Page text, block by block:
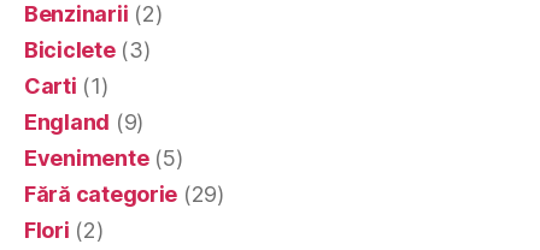
Benzinarii (2)
Biciclete(3)
Carti (1)
England (9)
Evenimente(5)
Fără categorie (29)
Flori (2)